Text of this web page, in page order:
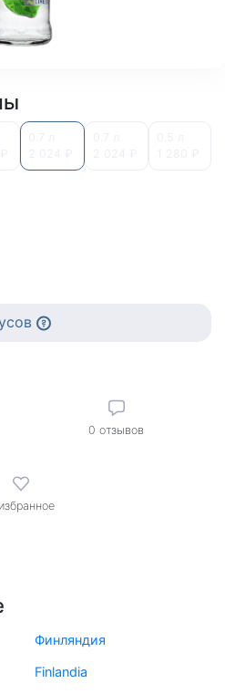
0 отзывов
Финляндия
Finlandia